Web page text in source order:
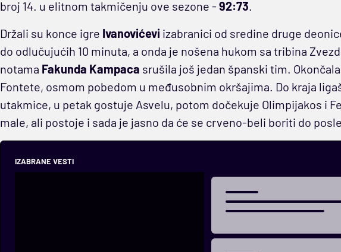
broj 14. u elitnom takmičenju ove sezone - 92:73.
Držali su konce igre Ivanovićevi izabranici od sredine druge
do odlučujućih 10 minuta, a onda je nošena hukom sa tribina
notama Fakunda Kampaca srušila još jedan španski tim.
Fontete, osmom pobedom u međusobnim okršajima. Do kraja
utakmice, u petak gostuje Asvelu, potom dočekuje Olimpijakos i
male, ali postoje i sada je jasno da će se crveno-beli boriti do
IZABRANE VESTI